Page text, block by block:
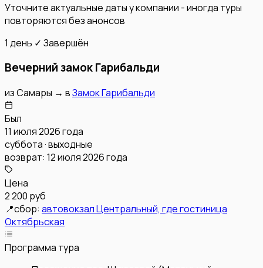
Уточните актуальные даты у компании - иногда туры
повторяются без анонсов
1 день ✓ Завершён
Вечерний замок Гарибальди
изСамары → вЗамок Гарибальди
Был
11 июля 2026 года
суббота · выходные
возврат: 12 июля 2026 года
Цена
2 200 руб
📍сбор: автовокзал Центральный, где гостиница
Октябрьская
Программа тура